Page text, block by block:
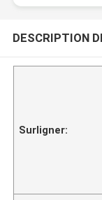
DESCRIPTION
Surligner: